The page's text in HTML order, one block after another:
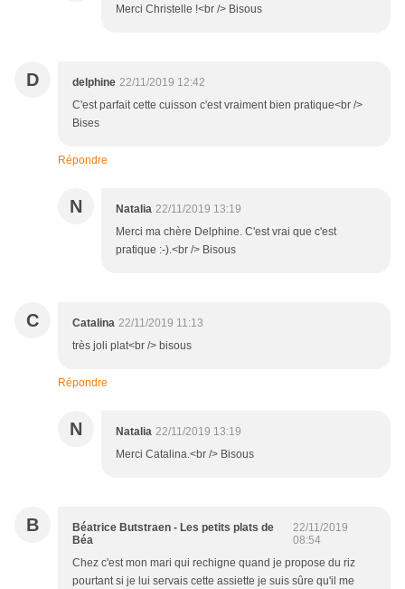
Merci Christelle !<br /> Bisous
D delphine 22/11/2019 12:42
C'est parfait cette cuisson c'est vraiment bien pratique<br />
Bises
Répondre
N Natalia 22/11/2019 13:19
Merci ma chère Delphine. C'est vrai que c'est
pratique :-).<br /> Bisous
C Catalina 22/11/2019 11:13
très joli plat<br /> bisous
Répondre
N Natalia 22/11/2019 13:19
Merci Catalina.<br /> Bisous
B
Béatrice Butstraen - Les petits plats de
Béa
22/11/2019
08:54
Chez c'est mon mari qui rechigne quand je propose du riz
pourtant si je lui servais cette assiette je suis sûre qu'il me